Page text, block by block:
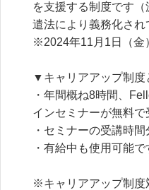
を支援する制度です
遣法により義務化され
※2024年11月1日（金
▼キャリアアップ制度
・年間概ね8時間、
インセミナーが無料で
・セミナーの受講時
・有給中も使用可能で
※キャリアアップ制度